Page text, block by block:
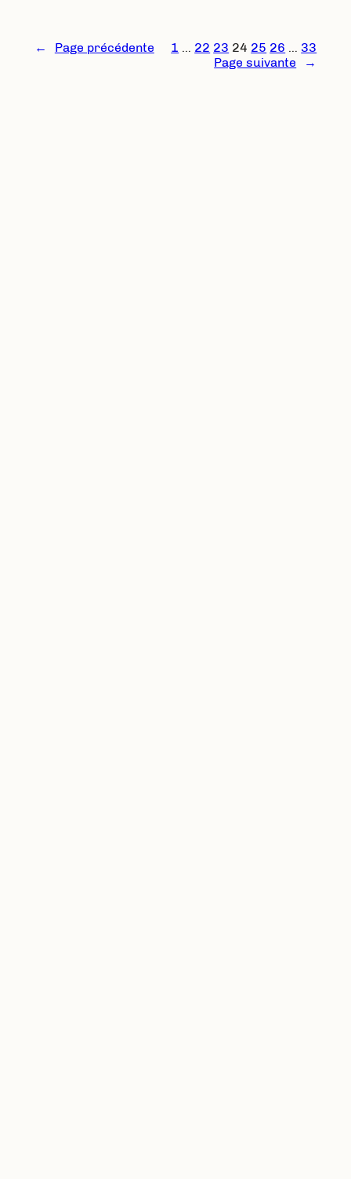
← Page précédente 1 … 22 23 24 25 26 … 33
Page suivante
→